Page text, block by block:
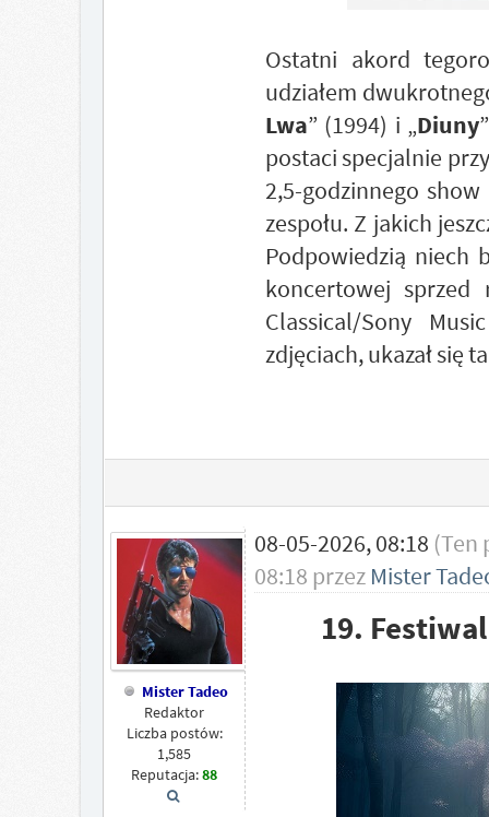
Ostatni akord
udziałem
Lwa” (1994) i „Diuny
postaci specjalnie
2,5-godzinnego show
zespołu. Z jakich
Podpowiedzią niech
koncertowej sprzed
Classical/Sony
zdjęciach, ukazał się
Mister Tadeo
Redaktor
Liczba postów:
1,585
Reputacja:88
08-05-2026, 08:18 (Ten
08:18 przez Mister
19.